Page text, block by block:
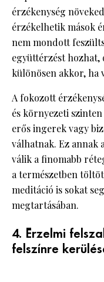
érzékenység
érzékelhetik mások
nem mondott
együttérzést hozhat,
különösen akkor, ha
A fokozott
és környezeti
erős ingerek vagy
válhatnak. Ez annak
válik a finomabb
a természetben
meditáció is sokat
megtartásában.
4. Érzelmi
felszínre